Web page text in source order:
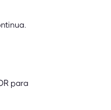
para